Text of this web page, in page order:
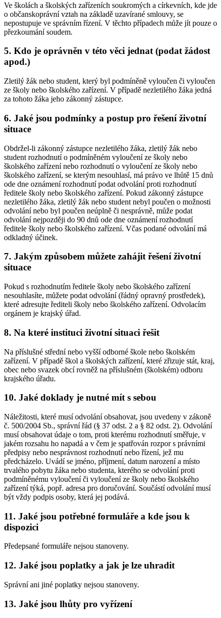
Ve školách a školských zařízeních soukromých a církevních, kde jde
o občanskoprávní vztah na základě uzavírané smlouvy, se
nepostupuje ve správním řízení. V těchto případech může jít pouze o
přezkoumání soudem.
5. Kdo je oprávněn v této věci jednat (podat žádost
apod.)
Zletilý žák nebo student, který byl podmíněně vyloučen či vyloučen
ze školy nebo školského zařízení. V případě nezletilého žáka jedná
za tohoto žáka jeho zákonný zástupce.
6. Jaké jsou podmínky a postup pro řešení životní
situace
Obdržel-li zákonný zástupce nezletilého žáka, zletilý žák nebo
student rozhodnutí o podmíněném vyloučení ze školy nebo
školského zařízení nebo rozhodnutí o vyloučení ze školy nebo
školského zařízení, se kterým nesouhlasí, má právo ve lhůtě 15 dnů
ode dne oznámení rozhodnutí podat odvolání proti rozhodnutí
ředitele školy nebo školského zařízení. Pokud zákonný zástupce
nezletilého žáka, zletilý žák nebo student nebyl poučen o možnosti
odvolání nebo byl poučen neúplně či nesprávně, může podat
odvolání nejpozději do 90 dnů ode dne oznámení rozhodnutí
ředitele školy nebo školského zařízení. Včas podané odvolání má
odkladný účinek.
7. Jakým způsobem můžete zahájit řešení životní
situace
Pokud s rozhodnutím ředitele školy nebo školského zařízení
nesouhlasíte, můžete podat odvolání (řádný opravný prostředek),
které adresujte řediteli školy nebo školského zařízení. Odvolacím
orgánem je krajský úřad.
8. Na které instituci životní situaci řešit
Na příslušné střední nebo vyšší odborné škole nebo školském
zařízení. V případě škol a školských zařízení, které zřizuje stát, kraj,
obec nebo svazek obcí rovněž na příslušném (školském) odboru
krajského úřadu.
10. Jaké doklady je nutné mít s sebou
Náležitosti, které musí odvolání obsahovat, jsou uvedeny v zákoně
č. 500/2004 Sb., správní řád (§ 37 odst. 2 a § 82 odst. 2). Odvolání
musí obsahovat údaje o tom, proti kterému rozhodnutí směřuje, v
jakém rozsahu ho napadá a v čem je spatřován rozpor s právními
předpisy nebo nesprávnost rozhodnutí nebo řízení, jež mu
předcházelo. Uvádí se jméno, příjmení, datum narození a místo
trvalého pobytu žáka nebo studenta, kterého se odvolání proti
podmíněnému vyloučení či vyloučení ze školy nebo školského
zařízení týká, popř. adresa pro doručování. Součástí odvolání musí
být vždy podpis osoby, která jej podává.
11. Jaké jsou potřebné formuláře a kde jsou k
dispozici
Předepsané formuláře nejsou stanoveny.
12. Jaké jsou poplatky a jak je lze uhradit
Správní ani jiné poplatky nejsou stanoveny.
13. Jaké jsou lhůty pro vyřízení